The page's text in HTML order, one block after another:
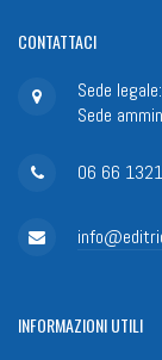
CONTATTACI
Sede
Sede
06 66 1321
INFORMAZIONIUTILI